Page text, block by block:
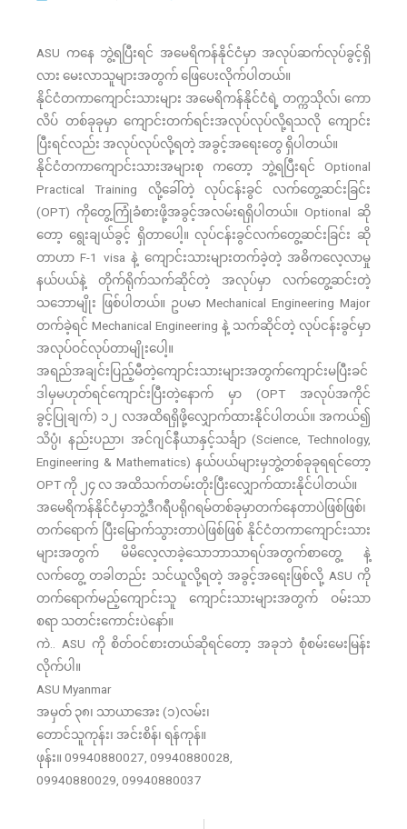
ASU ကနေ ဘွဲ့ရပြီးရင် အမေရိကန်နိုင်ငံမှာ အလုပ်ဆက်လုပ်ခွင့်ရှိ
လား မေးလာသူများအတွက် ဖြေပေးလိုက်ပါတယ်။
နိုင်ငံတကာကျောင်းသားများ အမေရိကန်နိုင်ငံရဲ့ တက္ကသိုလ်၊ ကော
လိပ် တစ်ခုခုမှာ ကျောင်းတက်ရင်းအလုပ်လုပ်လို့ရသလို ကျောင်း
ပြီးရင်လည်း အလုပ်လုပ်လို့ရတဲ့ အခွင့်အရေးတွေ ရှိပါတယ်။
နိုင်ငံတကာကျောင်းသားအများစု ကတော့ ဘွဲ့ရပြီးရင် Optional
Practical Training လို့ခေါ်တဲ့ လုပ်ငန်းခွင် လက်တွေ့ဆင်းခြင်း
(OPT) ကိုတွေ့ကြုံခံစားဖို့အခွင့်အလမ်းရရှိပါတယ်။ Optional ဆို
တော့ ရွေးချယ်ခွင့် ရှိတာပေါ့။ လုပ်ငန်းခွင်လက်တွေ့ဆင်းခြင်း ဆို
တာဟာ F-1 visa နဲ့ ကျောင်းသားများတက်ခဲ့တဲ့ အဓိကလေ့လာမှု
နယ်ပယ်နဲ့ တိုက်ရိုက်သက်ဆိုင်တဲ့ အလုပ်မှာ လက်​တွေ့ဆင်းတဲ့
သဘောမျိုး ဖြစ်ပါတယ်။ ဥပမာ Mechanical Engineering Major
တက်ခဲ့ရင် Mechanical Engineering နဲ့ သက်ဆိုင်တဲ့ လုပ်ငန်းခွင်မှာ
အလုပ်ဝင်လုပ်တာမျိုးပေါ့။
အရည်အချင်းပြည့်မီတဲ့ကျောင်းသားများအတွက်ကျောင်းမပြီးခင်
ဒါမှမဟုတ်ရင်ကျောင်းပြီးတဲ့နောက် မှာ (OPT အလုပ်အကိုင်
ခွင့်ပြုချက်) ၁၂ လအထိရရှိဖို့လျှောက်ထားနိုင်ပါတယ်။ အကယ်၍
သိပ္ပံ၊ နည်းပညာ၊ အင်ဂျင်နီယာနှင့်သင်္ချာ (Science, Technology,
Engineering & Mathematics) နယ်ပယ်များမှဘွဲ့တစ်ခုခုရရင်တော့
OPT ကို ၂၄ လ အထိသက်တမ်းတိုးပြီးလျှောက်ထားနိုင်ပါတယ်။
အမေရိကန်နိုင်ငံမှာဘွဲ့ဒီဂရီပရိုဂရမ်တစ်ခုမှာတက်နေတာပဲဖြစ်ဖြစ်၊
တက်ရောက် ပြီးမြောက်သွားတာပဲဖြစ်ဖြစ် နိုင်ငံတကာကျောင်းသား
များအတွက် မိမိလေ့လာခဲ့သောဘာသာရပ်အတွက်စာတွေ့ နဲ့
လက်တွေ့ တခါတည်း သင်ယူလို့ရတဲ့ အခွင့်အရေးဖြစ်လို့ ASU ကို
တက်ရောက်မည့်ကျောင်းသူ ကျောင်းသားများအတွက် ဝမ်းသာ
စရာ သတင်းကောင်းပဲနော်။
ကဲ.. ASU ကို စိတ်ဝင်စားတယ်ဆိုရင်တော့ အခုဘဲ စုံစမ်းမေးမြန်း
လိုက်ပါ။
ASU Myanmar
အမှတ် ၃၈၊ သာယာအေး (၁)လမ်း၊
တောင်သူကုန်း၊ အင်းစိန်၊ ရန်ကုန်။
ဖုန်း။ 09940880027, 09940880028,
09940880029, 09940880037